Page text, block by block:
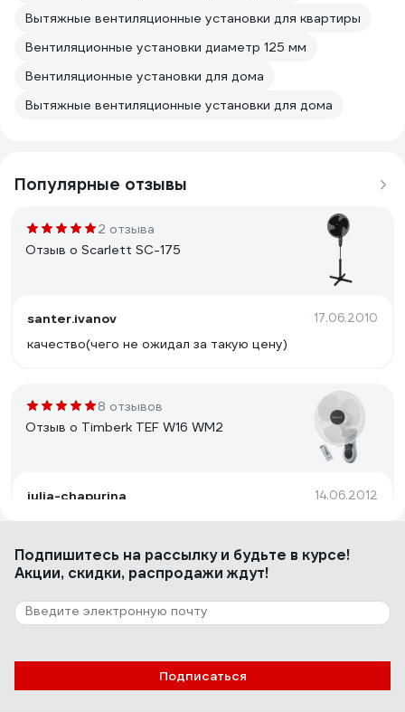
Вытяжные вентиляционные установки для квартиры
Вентиляционные установки диаметр 125 мм
Вентиляционные установки для дома
Вытяжные вентиляционные установки для дома
Популярные отзывы
2 отзыва
Отзыв о Scarlett SC-175
santer.ivanov 17.06.2010
качество(чего не ожидал за такую цену)
8 отзывов
Отзыв о Timberk TEF W16 WM2
julia-chapurina 14.06.2012
Компактное расположение на стене.
22 отзыва
Отзыв о Ryobi ONE+ R18F-0 5133002612
Подпишитесь на рассылкуи будьте в курсе!
Акции, скидки, распродажи ждут!
Подписаться